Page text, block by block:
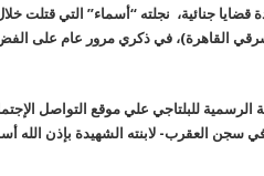
جنائية، نجلته “أسماء” التي قتلت
القاهرة)، في ذكري مرور عام على
الرسمية للبلتاجي علي موقع التواصل
سجن العقرب- لابنته الشهيدة بإذن الله